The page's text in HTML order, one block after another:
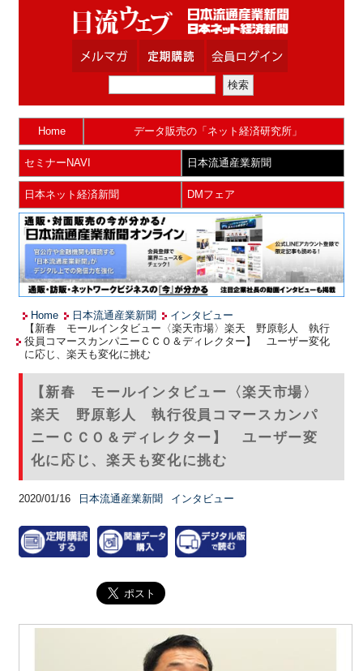
Home データ販売の「ネット経済研究所」
セミナーNAVI 日本流通産業新聞
日本ネット経済新聞 DMフェア
Home 日本流通産業新聞
インタビュー
【新春 モールインタビュー〈楽天市場〉楽天 野原彰人 執行
役員コマースカンパニーＣＣＯ＆ディレクター】 ユーザー変化
に応じ、楽天も変化に挑む
【新春 モールインタビュー〈楽天市場〉
楽天 野原彰人 執行役員コマースカンパ
ニーＣＣＯ＆ディレクター】 ユーザー変
化に応じ、楽天も変化に挑む
2020/01/16 日本流通産業新聞 インタビュー